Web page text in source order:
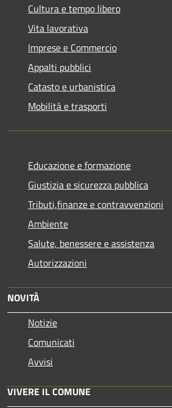
Cultura e tempo libero
Vita lavorativa
Imprese e Commercio
Appalti pubblici
Catasto e urbanistica
Mobilità e trasporti
Educazione e formazione
Giustizia e sicurezza pubblica
Tributi,finanze e contravvenzioni
Ambiente
Salute, benessere e assistenza
Autorizzazioni
NOVITÀ
Notizie
Comunicati
Avvisi
VIVERE IL COMUNE